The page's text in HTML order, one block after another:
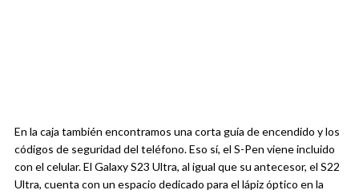
En la caja también encontramos una corta guía de encendido y los
códigos de seguridad del teléfono. Eso sí, el S-Pen viene incluido
con el celular. El Galaxy S23 Ultra, al igual que su antecesor, el S22
Ultra, cuenta con un espacio dedicado para el lápiz óptico en la